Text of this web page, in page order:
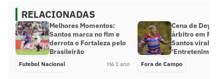
RELACIONADAS
Melhores Momentos:
Santos marca no fim e
derrota o Fortaleza pelo
Brasileirão
Futebol Nacional Há 1 ano
Cena de
árbitro em
Santos
Fora de Campo